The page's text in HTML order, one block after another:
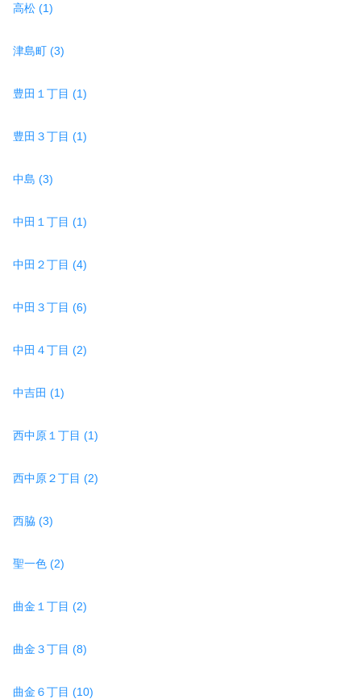
高松 (1)
津島町 (3)
豊田１丁目 (1)
豊田３丁目 (1)
中島 (3)
中田１丁目 (1)
中田２丁目 (4)
中田３丁目 (6)
中田４丁目 (2)
中吉田 (1)
西中原１丁目 (1)
西中原２丁目 (2)
西脇 (3)
聖一色 (2)
曲金１丁目 (2)
曲金３丁目 (8)
曲金６丁目 (10)